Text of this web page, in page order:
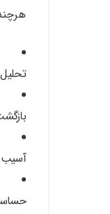
آسیب